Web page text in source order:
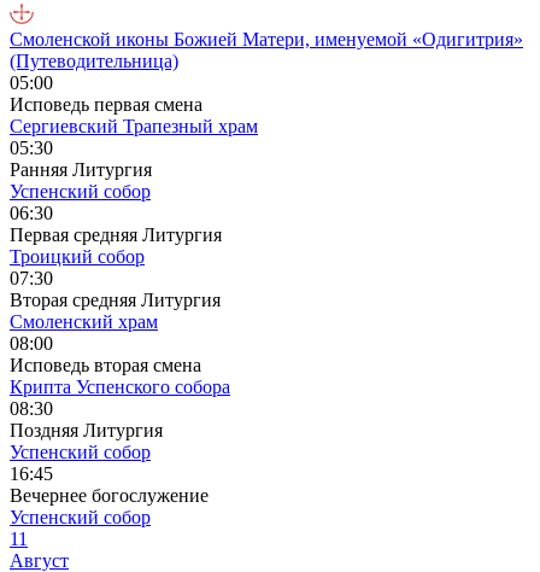
Смоленской иконы Божией Матери, именуемой «Одигитрия»
(Путеводительница)
05:00
Исповедь первая смена
Сергиевский Трапезный храм
05:30
Ранняя Литургия
Успенский собор
06:30
Первая средняя Литургия
Троицкий собор
07:30
Вторая средняя Литургия
Смоленский храм
08:00
Исповедь вторая смена
Крипта Успенского собора
08:30
Поздняя Литургия
Успенский собор
16:45
Вечернее богослужение
Успенский собор
11
Август